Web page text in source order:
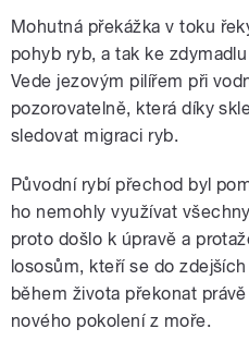
Mohutná překážka v toku
pohyb ryb, a tak ke
Vede jezovým pilířem při
pozorovatelně, která díky
sledovat migraci ryb.
Původní rybí přechod byl
ho nemohly využívat
proto došlo k úpravě a
lososům, kteří se do
během života překonat
nového pokolení z moře.